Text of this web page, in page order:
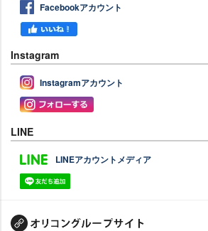
Facebookアカウント
Instagram
Instagramアカウント
LINE
LINEアカウントメディア